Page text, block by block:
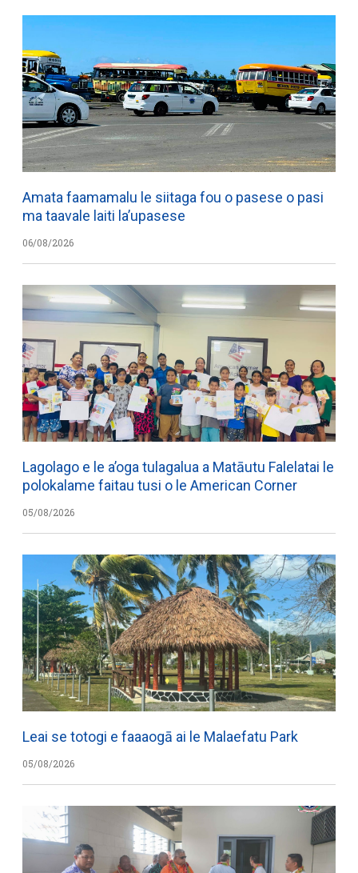
Amata faamamalu le siitaga fou o pasese o pasi
ma taavale laiti la’upasese
06/08/2026
Lagolago e le a’oga tulagalua a Matāutu Falelatai le
polokalame faitau tusi o le American Corner
05/08/2026
Leai se totogi e faaaogā ai le Malaefatu Park
05/08/2026